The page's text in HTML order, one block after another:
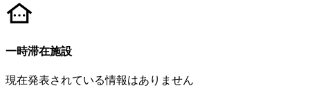
一時滞在施設
現在発表されている情報はありません